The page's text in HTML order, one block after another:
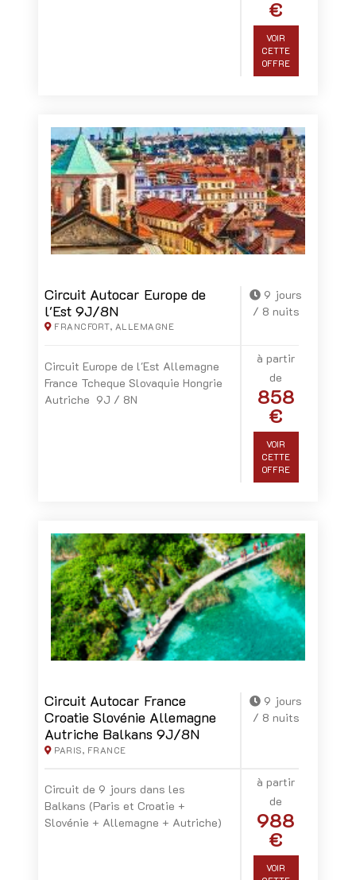
€
VOIR
CETTE
OFFRE
Circuit Autocar Europe de
l'Est 9J/8N
FRANCFORT, ALLEMAGNE
9 jours
/ 8 nuits
Circuit Europe de l'Est Allemagne
France Tcheque Slovaquie Hongrie
Autriche 9J / 8N
à partir
de
858
€
VOIR
CETTE
OFFRE
Circuit Autocar France
Croatie Slovénie Allemagne
Autriche Balkans 9J/8N
PARIS, FRANCE
9 jours
/ 8 nuits
Circuit de 9 jours dans les
Balkans (Paris et Croatie +
Slovénie + Allemagne + Autriche)
à partir
de
988
€
VOIR